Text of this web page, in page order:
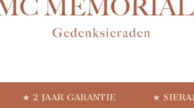
★ 2 JAAR GARANTIE ★